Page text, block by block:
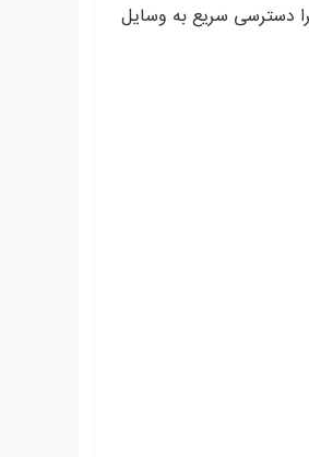
دسترسی سریع به وسایل